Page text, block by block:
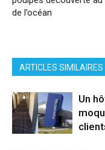
de l’océan
ARTICLES SIMILAIRES
Un